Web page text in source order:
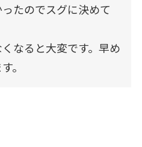
たのでスグに決めて
なると大変です。早め
。